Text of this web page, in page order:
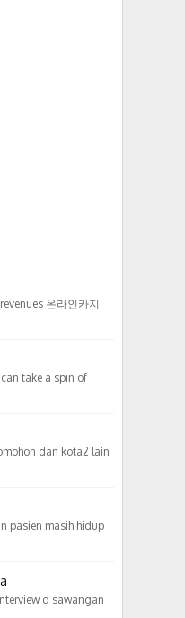
온라인카지
take a spin of
dan kota2 lain
pasien masih hidup
d sawangan